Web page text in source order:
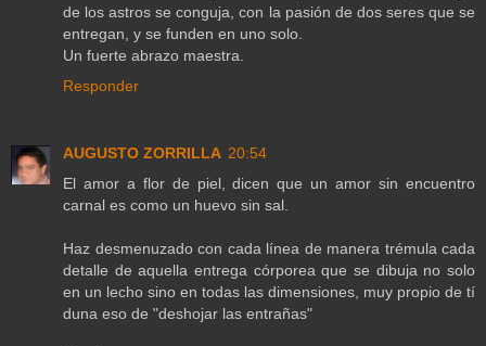
de los astros se conguja, con la pasión de dos seres que se
entregan, y se funden en uno solo.
Un fuerte abrazo maestra.
Responder
AUGUSTO ZORRILLA 20:54
El amor a flor de piel, dicen que un amor sin encuentro
carnal es como un huevo sin sal.
Haz desmenuzado con cada línea de manera trémula cada
detalle de aquella entrega córporea que se dibuja no solo
en un lecho sino en todas las dimensiones, muy propio de tí
duna eso de "deshojar las entrañas"